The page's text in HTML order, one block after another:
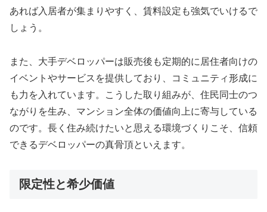
あれば入居者が集まりやすく、賃料設定も強気でいけるで
しょう。
また、大手デベロッパーは販売後も定期的に居住者向けの
イベントやサービスを提供しており、コミュニティ形成に
も力を入れています。こうした取り組みが、住民同士のつ
ながりを生み、マンション全体の価値向上に寄与している
のです。長く住み続けたいと思える環境づくりこそ、信頼
できるデベロッパーの真骨頂といえます。
限定性と希少価値